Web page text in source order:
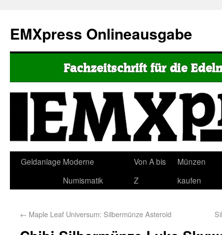
EMXpress Onlineausgabe
Geldanlage Moderne
Numismatik
Von A bis
Z
Münzen
kaufen
← Maple Leaf Universum: Silbermünze Asteroid